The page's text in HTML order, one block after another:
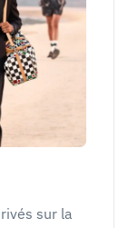
sur la